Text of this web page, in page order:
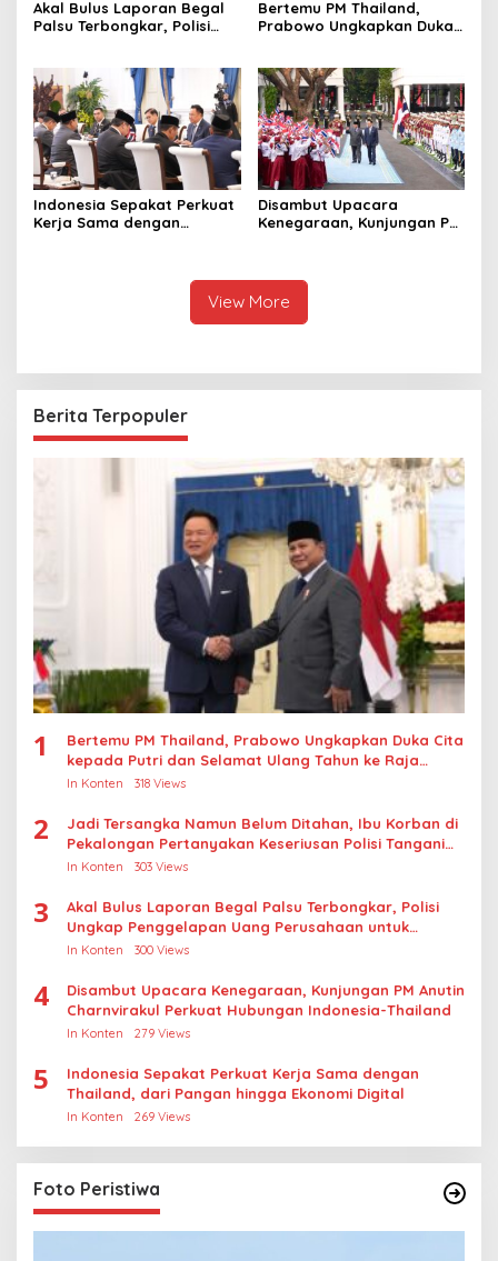
Akal Bulus Laporan Begal
Palsu Terbongkar, Polisi
Bertemu PM Thailand,
Prabowo Ungkapkan Duka
Raja Thailand
Indonesia Sepakat Perkuat
Kerja Sama dengan
Disambut Upacara
Kenegaraan, Kunjungan PM
View More
Berita Terpopuler
1
Bertemu PM Thailand, Prabowo Ungkapkan Duka Cita
kepada Putri dan Selamat Ulang Tahun ke Raja
Thailand
In Konten 318 Views
2
Jadi Tersangka Namun Belum Ditahan, Ibu Korban di
Pekalongan Pertanyakan Keseriusan Polisi Tangani
Kasus Rudapksa Sampai Anaknya Hamil
In Konten 303 Views
3
Akal Bulus Laporan Begal Palsu Terbongkar, Polisi
Ungkap Penggelapan Uang Perusahaan untuk
Crypto
In Konten 300 Views
4
Disambut Upacara Kenegaraan, Kunjungan PM Anutin
Charnvirakul Perkuat Hubungan Indonesia-Thailand
In Konten 279 Views
5
Indonesia Sepakat Perkuat Kerja Sama dengan
Thailand, dari Pangan hingga Ekonomi Digital
In Konten 269 Views
Foto Peristiwa